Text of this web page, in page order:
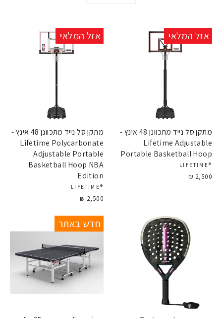
בדנינטון, טניס שולחן, כדורעף חופים וציוד אימון וכושר למאמנים
זמינים לרכישה עכשיו באתר..
אזל המלאי
מתקן סל נייד מתכוונן 48 אינץ -
Lifetime Adjustable
Portable Basketball Hoop
®LIFETIME
2,500 ₪
אזל המלאי
מתקן סל נייד מתכוונן 48 אינץ -
Lifetime Polycarbonate
Adjustable Portable
Basketball Hoop NBA
Edition
®LIFETIME
2,500 ₪
אזל המלאי
חדש באתר